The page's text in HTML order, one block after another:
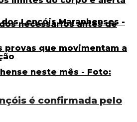
é confirmada pelo